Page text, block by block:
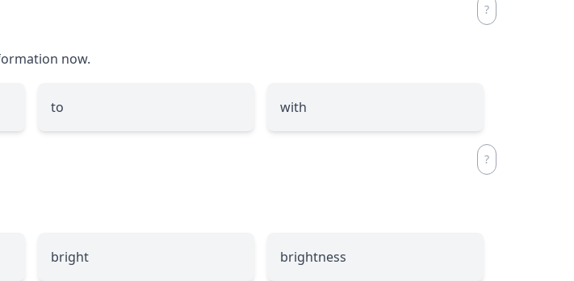
now.
to with
bright brightness